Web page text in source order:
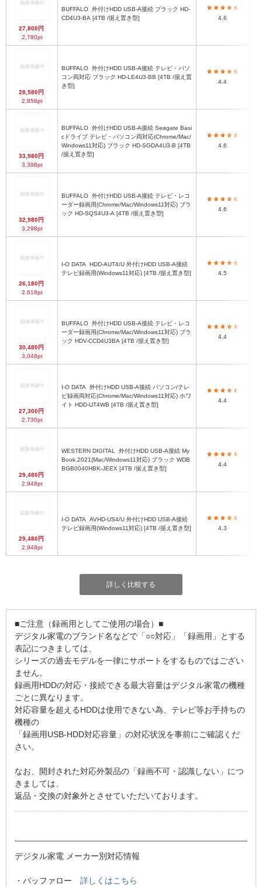
27,800円
2,780pt
BUFFALO
CD4U3-BA [4TB /据え置き型]
4.6
28,580円
2,858pt
BUFFALO
コン両対応 ブラック HD-LE4U3-BB [4TB /据え置
き型]
4.4
33,980円
3,398pt
BUFFALO
cドライブ テレビ・パソコン両対応(Chrome/Mac/
Windows11対応) ブラック HD-SGDA4U3-B [4TB
/据え置き型]
4.6
32,980円
3,298pt
BUFFALO
ーダー録画用(Chrome/Mac/Windows11対応) ブラ
ック HD-SQS4U3-A [4TB /据え置き型]
4.6
26,180円
2,618pt
I-O DATA
テレビ録画用(Windows11対応) [4TB /据え置き型]
4.5
30,480円
3,048pt
BUFFALO
ーダー録画用(Chrome/Mac/Windows11対応) ブラ
ック HDV-CCD4U3BA [4TB /据え置き型]
4.4
27,300円
2,730pt
I-O DATA
ビ録画両対応(Chrome/Mac/Windows11対応) ホワ
イト HDD-UT4WB [4TB /据え置き型]
4.4
29,480円
2,948pt
WESTERN DIGITAL
Book 2021(Mac/Windows11対応) ブラック WDB
BGB0040HBK-JEEX [4TB /据え置き型]
4.4
29,480円
2,948pt
I-O DATA
テレビ録画用(Windows11対応) [4TB /据え置き型]
4.3
詳しく比較する
■ご注意（録画用としてご使用の場合）■
デジタル家電のブランド名などで「○○対応」「録画用」とする
表記につきましては、
シリーズの過去モデルを一律にサポートをするものではござい
ません。
録画用HDDの対応・接続できる最大容量はデジタル家電の機種
ごとに異なります。
対応容量を超えるHDDは使用できない為、テレビ等お手持ちの
機種の
「録画用USB-HDD対応容量」の対応状況を事前にご確認くだ
さい。
なお、開封された対応外製品の「録画不可・認識しない」につ
きましては、
返品・交換の対象外とさせていただいております。
デジタル家電 メーカー別対応情報
・バッファロー 詳しくはこちら